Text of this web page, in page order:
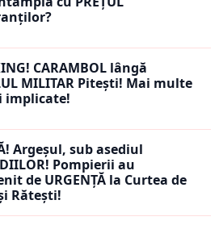
CARAMBOL lângă
MILITAR Pitești! Mai multe
implicate!
Argeșul, sub asediul
Pompierii au
de URGENȚĂ la Curtea de
Rătești!